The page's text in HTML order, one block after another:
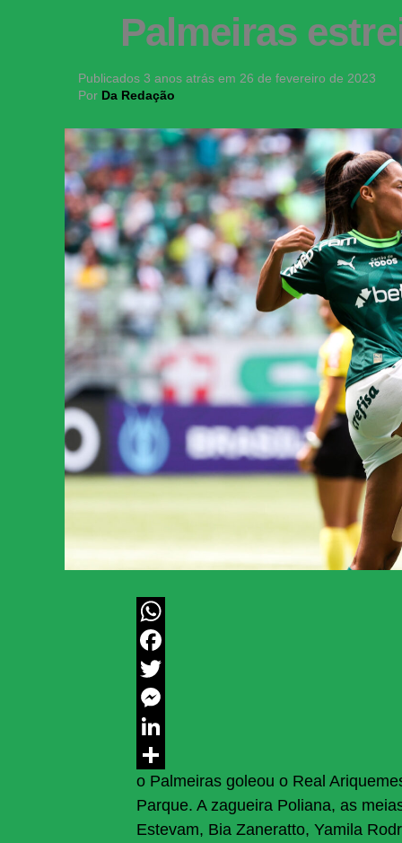
Palmeiras
Publicados 3 anos atrás em 26 de fevereiro de 2023
Por Da Redação
WhatsApp
Facebook
Twitter
Messenger
LinkedIn
Share
o Palmeiras goleou o Real
Parque. A zagueira Poliana, as
Estevam, Bia Zaneratto, Yamila